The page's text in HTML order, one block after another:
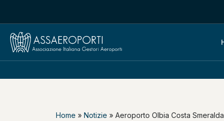
Home » Notizie » Aeroporto Olbia Costa